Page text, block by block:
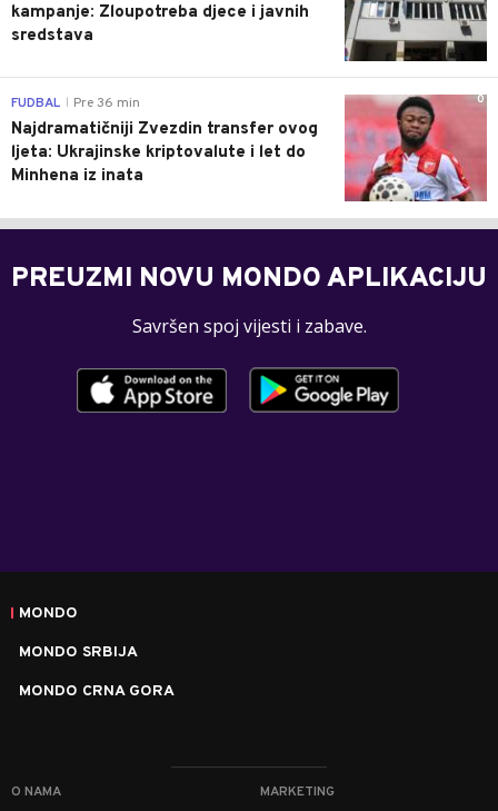
kampanje: Zloupotreba djece i javnih
sredstava
0
FUDBAL Pre 36 min
Najdramatičniji Zvezdin transfer ovog
ljeta: Ukrajinske kriptovalute i let do
Minhena iz inata
PREUZMI NOVU MONDO APLIKACIJU
Savršen spoj vijesti i zabave.
MONDO
MONDO SRBIJA
MONDO CRNA GORA
O NAMA MARKETING